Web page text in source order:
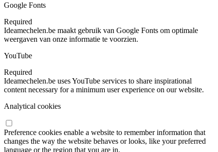
Google Fonts
Required
Ideamechelen.be maakt gebruik van Google Fonts om optimale
weergaven van onze informatie te voorzien.
YouTube
Required
Ideamechelen.be uses YouTube services to share inspirational
content necessary for a minimum user experience on our website.
Analytical cookies
Preference cookies enable a website to remember information that
changes the way the website behaves or looks, like your preferred
language or the region that you are in.